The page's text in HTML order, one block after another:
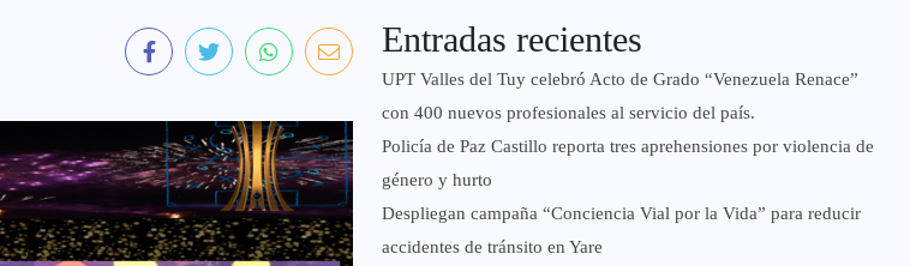
Entradas recientes
UPT Valles del Tuy celebró Acto de Grado “Venezuela Renace”
con 400 nuevos profesionales al servicio del país.
‎Policía de Paz Castillo reporta tres aprehensiones por violencia de
género y hurto
‎Despliegan campaña “Conciencia Vial por la Vida” para reducir
accidentes de tránsito en Yare